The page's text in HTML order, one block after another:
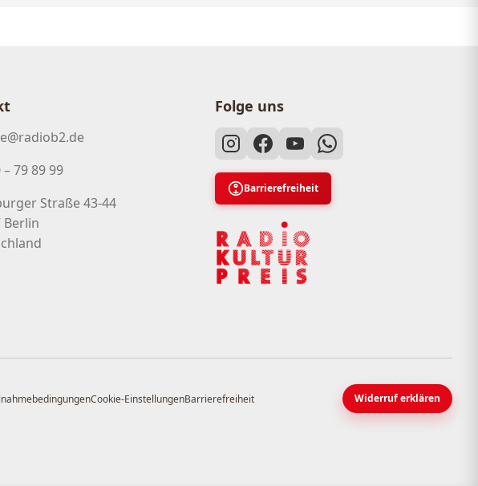
79 89 99
Straße 43-44
Berlin
Folge uns
Barrierefreiheit
Cookie-EinstellungenBarrierefreiheit Widerruf erklären